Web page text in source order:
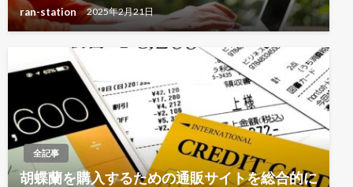
ran-station 2025年2月21日
全記事
胡蝶蘭を購入するための通販サイトを総合的に